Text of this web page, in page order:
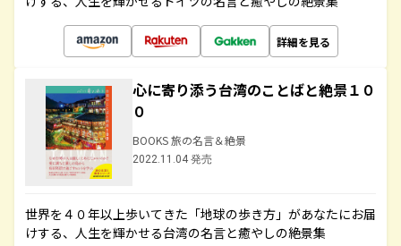
詳細を見る
心に寄り添う台湾のことばと絶景１０
０
BOOKS 旅の名言＆絶景
2022.11.04 発売
世界を４０年以上歩いてきた「地球の歩き方」があなたにお届
けする、人生を輝かせる台湾の名言と癒やしの絶景集